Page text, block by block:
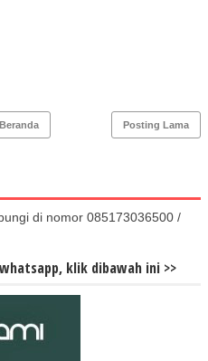
Posting Lama
Beranda
di nomor 085173036500 /
klik dibawah ini >>